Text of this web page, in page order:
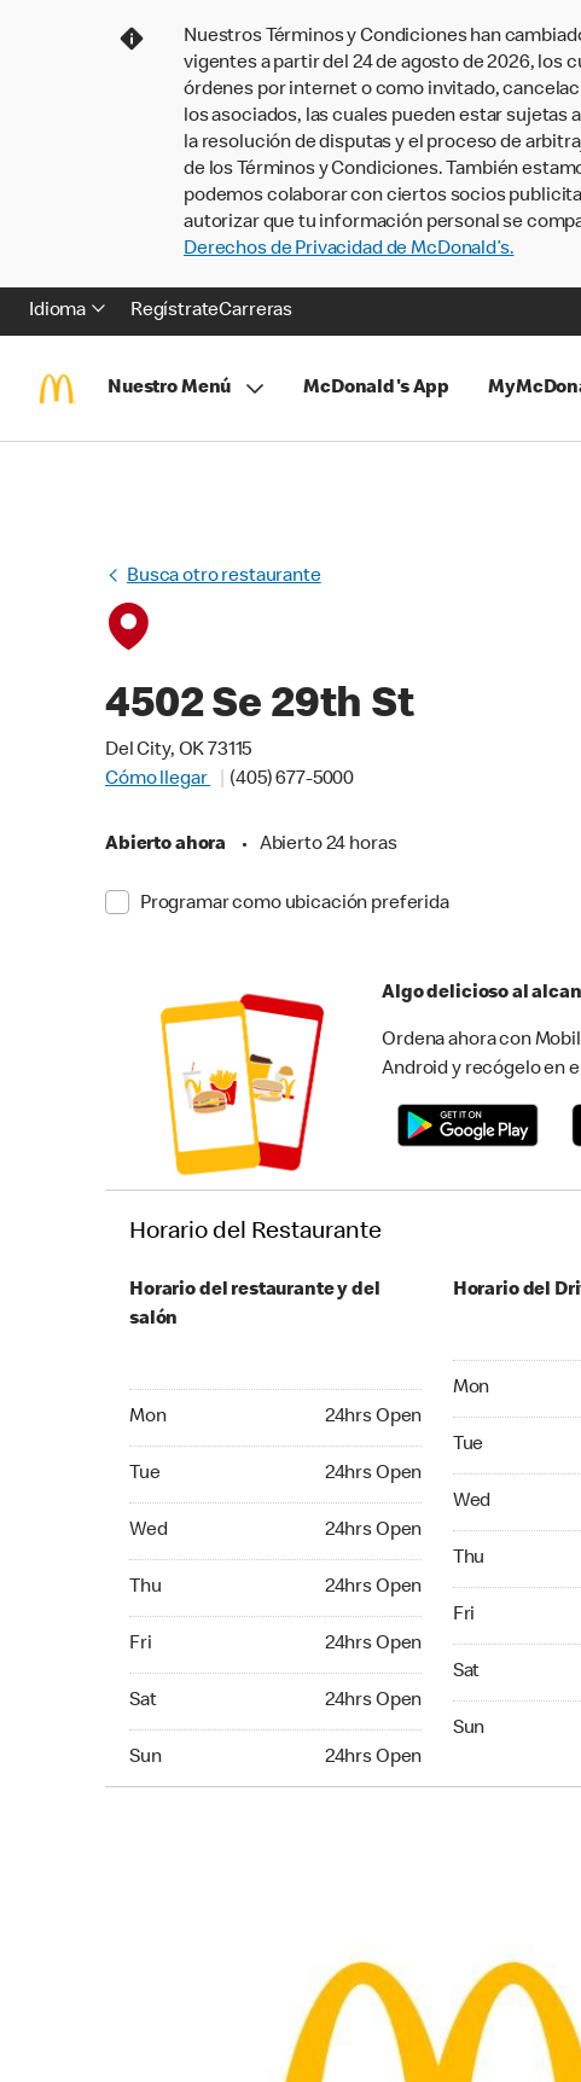
Nuestros Términos y Condiciones han
vigentes a partir del 24 de agosto de 2026, los
órdenes por internet o como invitado,
los asociados, las cuales pueden estar
la resolución de disputas y el proceso de
de los Términos y Condiciones. También
podemos colaborar con ciertos socios
autorizar que tu información personal se
Derechos de Privacidad de McDonald’s.
Idioma RegístrateCarreras
Nuestro Menú McDonald's App
Busca otro restaurante
4502 Se 29th St
Del City, OK 73115
Cómo llegar
(405) 677-5000
Abierto ahora • Abierto 24 horas
Programar como ubicación preferida
Algo delicioso al
Ordena ahora con
Android y recógelo en
Horario del Restaurante
Horario del restaurante y del
salón
Mon 24hrs Open
Tue 24hrs Open
Wed 24hrs Open
Thu 24hrs Open
Fri 24hrs Open
Sat 24hrs Open
Sun 24hrs Open
Horario del
Mon
Tue
Wed
Thu
Fri
Sat
Sun